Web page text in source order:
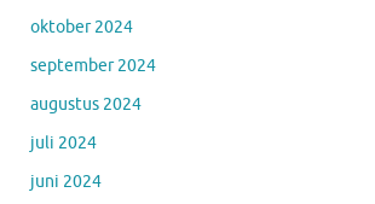
oktober 2024
september 2024
augustus 2024
juli 2024
juni 2024